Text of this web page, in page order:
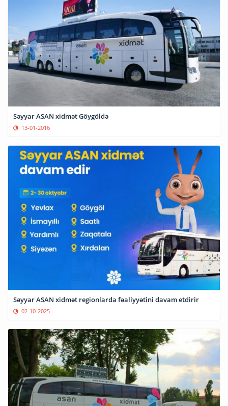
Səyyar ASAN xidmət Göygöldə
13-01-2016
Səyyar ASAN xidmət regionlarda fəaliyyətini davam etdirir
02-10-2025